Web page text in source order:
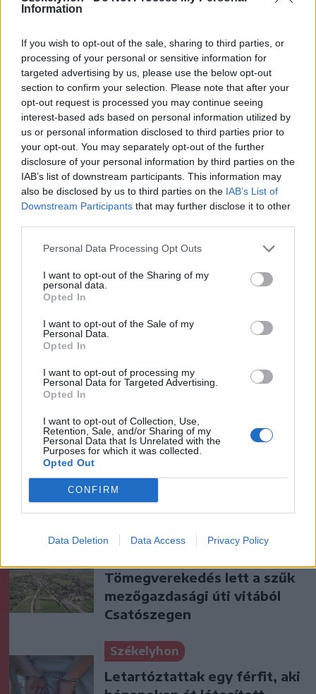
Information
If you wish to opt-out of the sale, sharing to third parties, or
processing of your personal or sensitive information for
targeted advertising by us, please use the below opt-out
section to confirm your selection. Please note that after your
opt-out request is processed you may continue seeing
interest-based ads based on personal information utilized by
us or personal information disclosed to third parties prior to
your opt-out. You may separately opt-out of the further
disclosure of your personal information by third parties on the
IAB’s list of downstream participants. This information may
also be disclosed by us to third parties on the IAB’s List of
Downstream Participants that may further disclose it to other
Personal Data Processing Opt Outs
I want to opt-out of the Sharing of my
personal data.
Opted In
I want to opt-out of the Sale of my
Personal Data.
Opted In
I want to opt-out of processing my
Personal Data for Targeted Advertising.
Opted In
I want to opt-out of Collection, Use,
Retention, Sale, and/or Sharing of my
Personal Data that Is Unrelated with the
Purposes for which it was collected.
Opted Out
CONFIRM
Data Deletion Data Access Privacy Policy
utolsó banijával, minden banit lelkemnek
meleg szeretetével behintve az ifjúság
oltárára tettem. Nem mellékes, hogy
milyen eszmékre, milyen elvekre építjük
egyéni és közösségi életünket. Elvárom,
hogy ne sodródjatok orientáció nélkül
megtévesztő világnézetek hálójába. Azt
akarom, hogy az erdélyi magyar veletek és
általatok hitvalló, egységes, növekvő,
erkölcsös, fizikai és testi mivoltában erős,
emelkedő nemzet legyen. Bízom
bennetek, fogadjátok baráti jobbomat!
Ezek is érdekelhetik
Tömegverekedés lett a szűk
mezőgazdasági úti vitából
Csatószegen
Székelyhon
Letartóztattak egy férfit, aki